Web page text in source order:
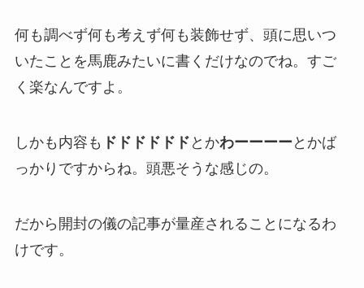
何も調べず何も考えず何も装飾せず、頭に思いつ
いたことを馬鹿みたいに書くだけなのでね。すご
く楽なんですよ。
しかも内容も ドドドドドド とかわーーーー とかば
っかりですからね。頭悪そうな感じの。
だから開封の儀の記事が量産されることになるわ
けです。